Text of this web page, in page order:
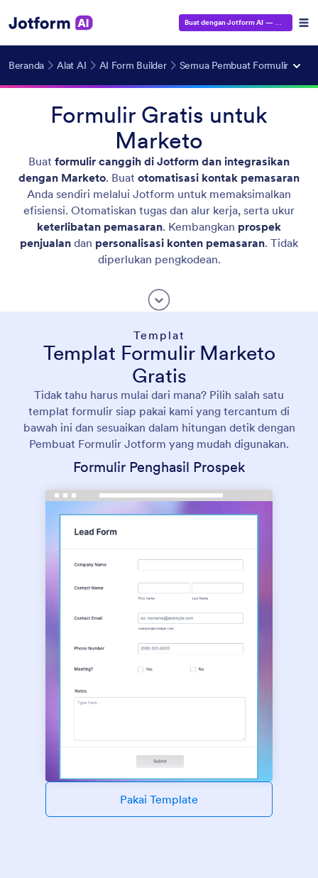
Buat dengan Jotform AI — Gratis!
Beranda Alat AI AI Form Builder Semua Pembuat Formulir
Formulir Gratis untuk
Marketo
Buat formulir canggih di Jotform dan integrasikan
dengan Marketo. Buat otomatisasi kontak pemasaran
Anda sendiri melalui Jotform untuk memaksimalkan
efisiensi. Otomatiskan tugas dan alur kerja, serta ukur
keterlibatan pemasaran. Kembangkan prospek
penjualan dan personalisasi konten pemasaran. Tidak
diperlukan pengkodean.
Templat
Templat Formulir Marketo
Gratis
Tidak tahu harus mulai dari mana? Pilih salah satu
templat formulir siap pakai kami yang tercantum di
bawah ini dan sesuaikan dalam hitungan detik dengan
Pembuat Formulir Jotform yang mudah digunakan.
Formulir Penghasil Prospek
Pakai Template